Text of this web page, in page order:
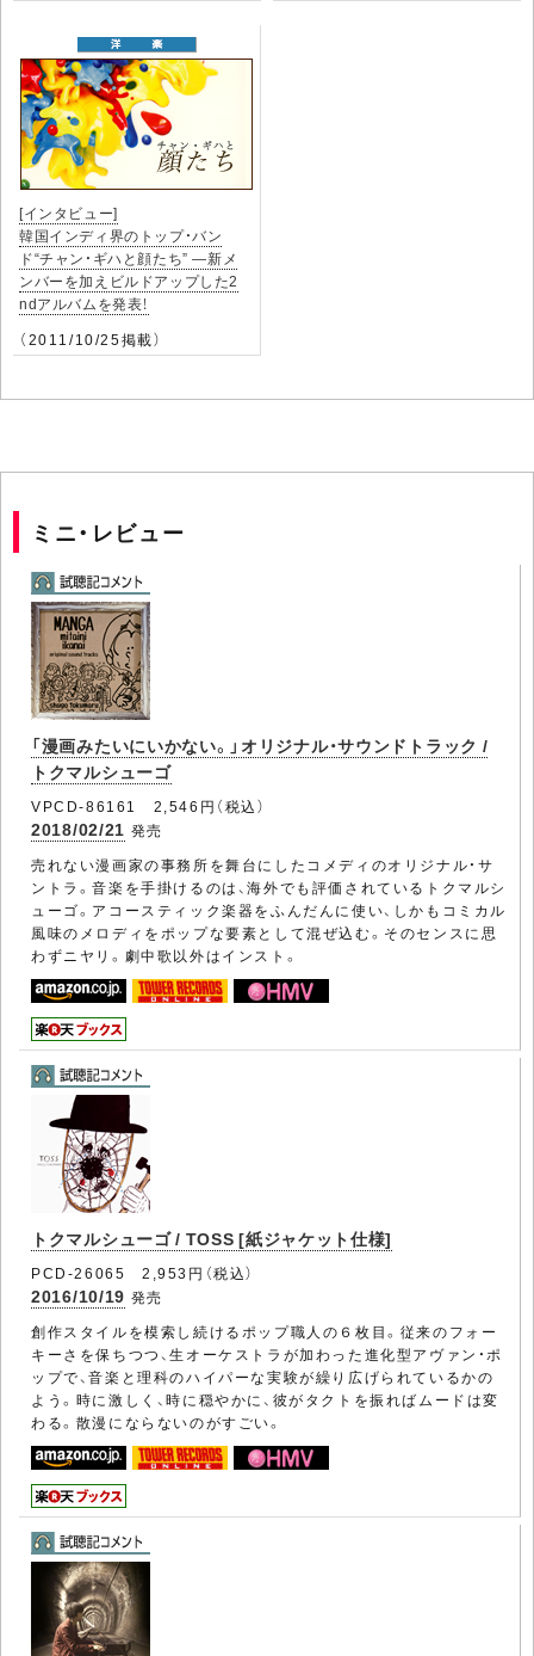
[インタビュー]
韓国インディ界のトップ・バン
ド“チャン・ギハと顔たち” ―新メ
ンバーを加えビルドアップした2
ndアルバムを発表！
（2011/10/25掲載）
ミニ・レビュー
「漫画みたいにいかない。」オリジナル・サウンドトラック /
トクマルシューゴ
VPCD-86161 2,546円（税込）
2018/02/21 発売
売れない漫画家の事務所を舞台にしたコメディのオリジナル・サ
ントラ。音楽を手掛けるのは、海外でも評価されているトクマルシ
ューゴ。アコースティック楽器をふんだんに使い、しかもコミカル
風味のメロディをポップな要素として混ぜ込む。そのセンスに思
わずニヤリ。劇中歌以外はインスト。
トクマルシューゴ / TOSS [紙ジャケット仕様]
PCD-26065 2,953円（税込）
2016/10/19 発売
創作スタイルを模索し続けるポップ職人の６枚目。従来のフォー
キーさを保ちつつ、生オーケストラが加わった進化型アヴァン・ポ
ップで、音楽と理科のハイパーな実験が繰り広げられているかの
よう。時に激しく、時に穏やかに、彼がタクトを振ればムードは変
わる。散漫にならないのがすごい。